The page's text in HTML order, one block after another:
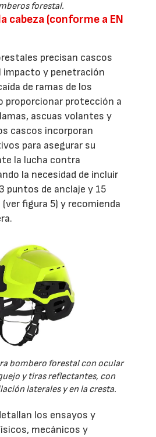
forestal.
cabeza (conforme a EN
precisan cascos
impacto y penetración
de ramas de los
proporcionar protección a
ascuas volantes y
cascos incorporan
para asegurar su
la lucha contra
la necesidad de incluir
puntos de anclaje y 15
figura 5) y recomienda
bombero forestal con ocular
y tiras reflectantes, con
laterales y en la cresta.
los ensayos y
mecánicos y